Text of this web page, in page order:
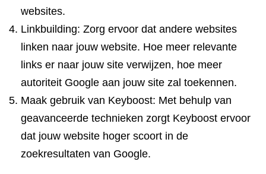
websites.
Linkbuilding: Zorg ervoor dat andere websites
linken naar jouw website. Hoe meer relevante
links er naar jouw site verwijzen, hoe meer
autoriteit Google aan jouw site zal toekennen.
Maak gebruik van Keyboost: Met behulp van
geavanceerde technieken zorgt Keyboost ervoor
dat jouw website hoger scoort in de
zoekresultaten van Google.